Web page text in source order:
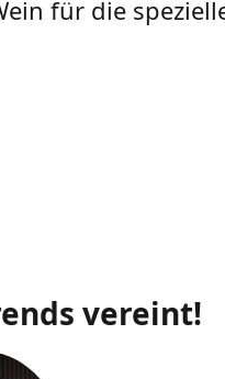
für die
vereint!